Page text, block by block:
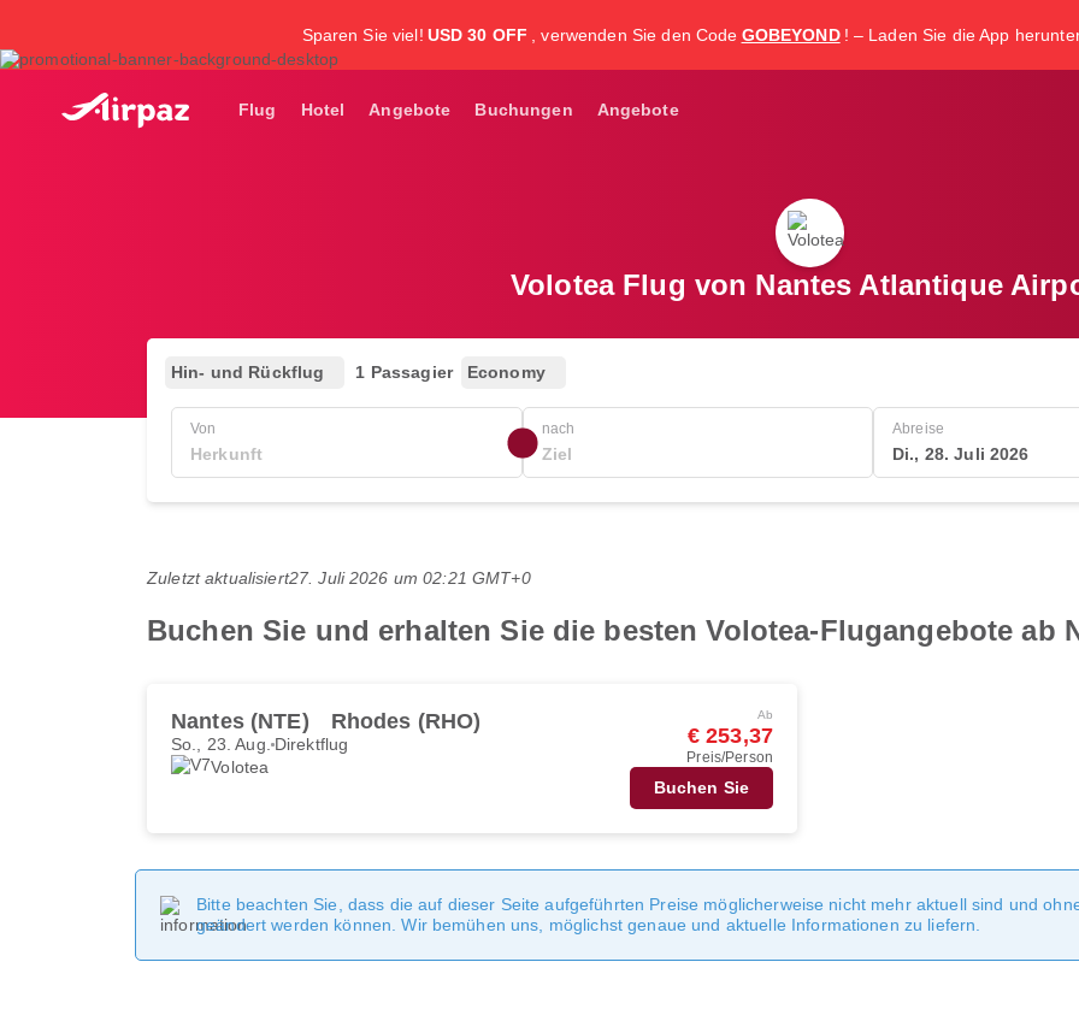
Sparen Sie viel! USD 30 OFF , verwenden Sie den Code GOBEYOND ! – Laden Sie die App
Flug Hotel Angebote Buchungen Angebote
Volotea Flug von Nantes Atlantique
Hin- und Rückflug 1 Passagier Economy
Von nach Abreise
Di., 28. Juli 2026
Zuletzt aktualisiert27. Juli 2026 um 02:21 GMT+0
Buchen Sie und erhalten Sie die besten Volotea-Flugangebote ab
Nantes (NTE) Rhodes (RHO)
So., 23. Aug. Direktflug
Volotea
Ab
€ 253,37
Preis/Person
Buchen Sie
Bitte beachten Sie, dass die auf dieser Seite aufgeführten Preise möglicherweise nicht mehr aktuell sind und
geändert werden können. Wir bemühen uns, möglichst genaue und aktuelle Informationen zu liefern.